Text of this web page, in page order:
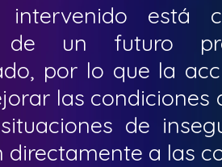
intervenido está
de un futuro
por lo que la
las condiciones
de
directamente a las